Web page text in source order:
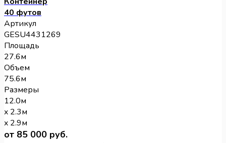
40 футов
Артикул
GESU4431269
Площадь
27.6м
Объем
75.6м
Размеры
12.0м
x 2.3м
x 2.9м
от 85 000 руб.